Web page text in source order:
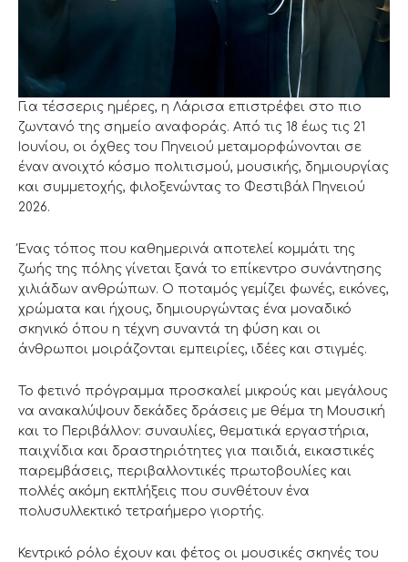
Για τέσσερις ημέρες, η Λάρισα επιστρέφει στο πιο
ζωντανό της σημείο αναφοράς. Από τις 18 έως τις 21
Ιουνίου, οι όχθες του Πηνειού μεταμορφώνονται σε
έναν ανοιχτό κόσμο πολιτισμού, μουσικής, δημιουργίας
και συμμετοχής, φιλοξενώντας το Φεστιβάλ Πηνειού
2026.
Ένας τόπος που καθημερινά αποτελεί κομμάτι της
ζωής της πόλης γίνεται ξανά το επίκεντρο συνάντησης
χιλιάδων ανθρώπων. Ο ποταμός γεμίζει φωνές, εικόνες,
χρώματα και ήχους, δημιουργώντας ένα μοναδικό
σκηνικό όπου η τέχνη συναντά τη φύση και οι
άνθρωποι μοιράζονται εμπειρίες, ιδέες και στιγμές.
Το φετινό πρόγραμμα προσκαλεί μικρούς και μεγάλους
να ανακαλύψουν δεκάδες δράσεις με θέμα τη Μουσική
και το Περιβάλλον: συναυλίες, θεματικά εργαστήρια,
παιχνίδια και δραστηριότητες για παιδιά, εικαστικές
παρεμβάσεις, περιβαλλοντικές πρωτοβουλίες και
πολλές ακόμη εκπλήξεις που συνθέτουν ένα
πολυσυλλεκτικό τετραήμερο γιορτής.
Κεντρικό ρόλο έχουν και φέτος οι μουσικές σκηνές του